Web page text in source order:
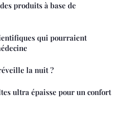
produits à base de
qui pourraient
la nuit ?
ultra épaisse pour un confort